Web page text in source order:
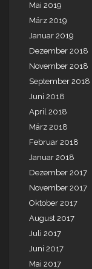
Mai 2019
März 2019
Januar 2019
Dezember 2018
November 2018
September 2018
Juni 2018
April 2018
März 2018
Februar 2018
Januar 2018
Dezember 2017
November 2017
Oktober 2017
August 2017
Juli 2017
Juni 2017
Mai 2017